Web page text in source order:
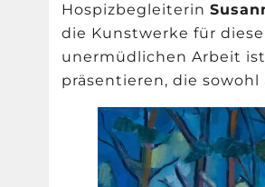
Hospizbegleiterin
die Kunstwerke für
unermüdlichen Arbeit
präsentieren, die